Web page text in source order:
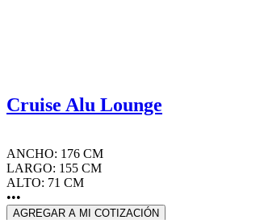
Cruise Alu Lounge
ANCHO: 176 CM
LARGO: 155 CM
ALTO: 71 CM
•••
AGREGAR A MI COTIZACIÓN